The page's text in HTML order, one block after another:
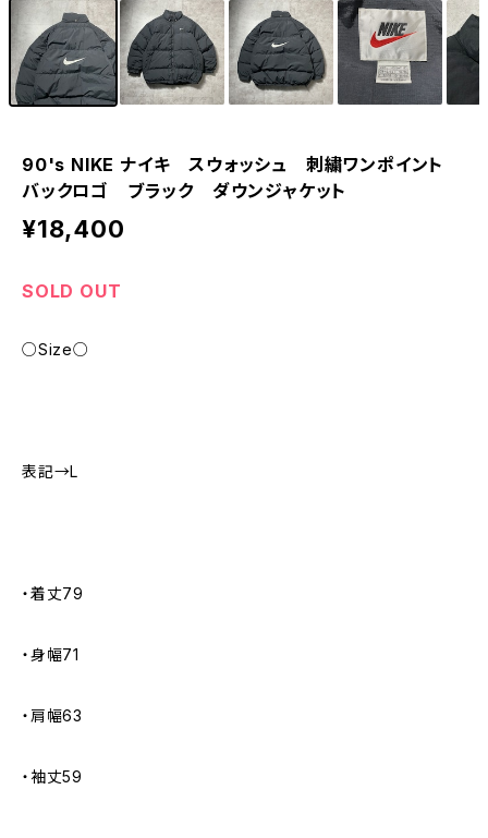
90's NIKE ナイキ スウォッシュ 刺繍ワンポイント
バックロゴ ブラック ダウンジャケット
¥18,400
SOLD OUT
○Size○
表記→L
・着丈79
・身幅71
・肩幅63
・袖丈59